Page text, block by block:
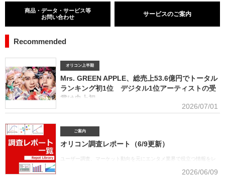
商品・データ・サービス等
お問い合わせ
サービスのご案内
Recommended
オリコン上半期
Mrs. GREEN APPLE、総売上53.6億円でトータル
ランキング初1位 デジタル1位アーティストの受
賞は史上初
■アーティスト別セールス部門トータルランキング オリコンは7月1
ーティスト別セールス部門「トータルランキング」を発表。Mrs. GREEN APPLEが期間内総売
上53.6億円で、自身初の1位に輝いた。Mrs. GREEN APPLEはアーティスト別セールス部門
「デジタルランキング」では3年連続で上半期1位を獲得。安価なデジタルで1位を獲得したアー
ティストがトータルセールス1位を受賞するのは、オリコン史上初となった。GREEN
APPLE（左から）藤澤涼架（Key）、大森元貴（Vo／Gt）、若井滉斗（Gt） アーティスト別
セールス部門「トータルランキング」は、音楽ソフト【シングル、アルバム、ミュージック
2026/07/01
ご案内
オリコン調査レポート（6/9更新）
ユーザー調査、マーケット動向を元にエンタメ業界で役立つ情報をレ
調査 2026 価格戦略の策定、商品企画、値上げ検討時の判断材料とし
2026/06/09